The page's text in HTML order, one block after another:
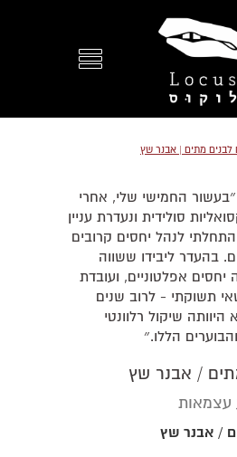
לבנים מתים | אבנר שץ
״בעשור החמישי שלי, אחרי
סולידית ונעדרת עניין
לנהל יחסים קרובים
בהעדר ליבידו ששווה
יחסים אפלטוניים, ועובדת
תשוקתי - לרוב שנים
שיקול רלוונטי
הללו.״
/ אבנר שץ
/ אבנר שץ